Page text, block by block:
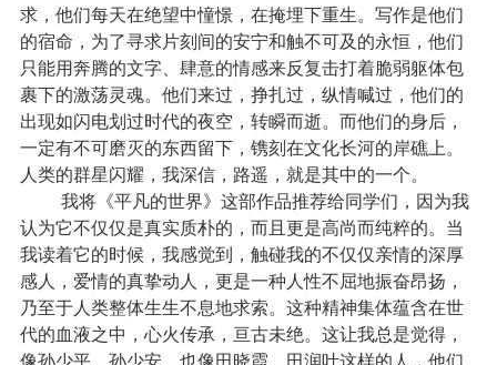
求，他们每天在绝望中憧憬，在掩埋下重生。写作是他们
的宿命，为了寻求片刻间的安宁和触不可及的永恒，他们
只能用奔腾的文字、肆意的情感来反复击打着脆弱躯体包
裹下的激荡灵魂。他们来过，挣扎过，纵情喊过，他们的
出现如闪电划过时代的夜空，转瞬而逝。而他们的身后，
一定有不可磨灭的东西留下，镌刻在文化长河的岸礁上。
人类的群星闪耀，我深信，路遥，就是其中的一个。
我将《平凡的世界》这部作品推荐给同学们，因为我
认为它不仅仅是真实质朴的，而且更是高尚而纯粹的。当
我读着它的时候，我感觉到，触碰我的不仅仅亲情的深厚
感人，爱情的真挚动人，更是一种人性不屈地振奋昂扬，
乃至于人类整体生生不息地求索。这种精神集体蕴含在世
代的血液之中，心火传承，亘古未绝。这让我总是觉得，
像孙少平、孙少安、也像田晓霞、田润叶这样的人，他们